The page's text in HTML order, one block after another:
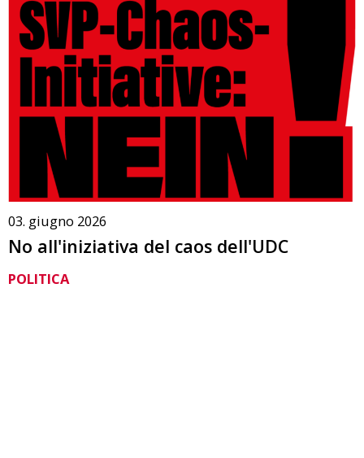
03. giugno 2026
No all'iniziativa del caos dell'UDC
POLITICA